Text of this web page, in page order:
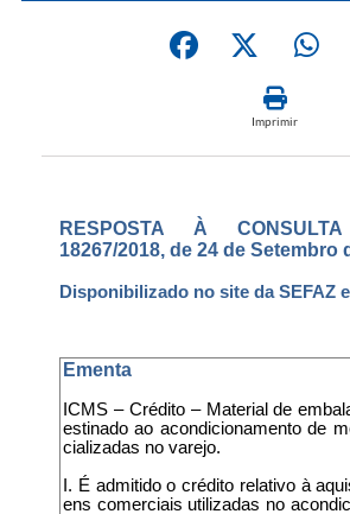
Imprimir
RESPOSTA À
18267/2018, de 24 de Setembro
Disponibilizado no site da SEFAZ
Ementa
ICMS – Crédito – Material de
estinado ao acondicionamento de
cializadas no varejo.
I. É admitido o crédito relativo à
ens comerciais utilizadas no